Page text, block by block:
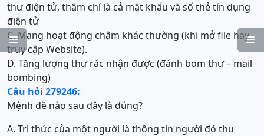


thư điện tử, thậm chí là cả mật khẩu và số thẻ tín dụng
điện tử
C. Mạng hoạt động chậm khác thường (khi mở file hay
truy cập Website).
D. Tăng lượng thư rác nhận được (đánh bom thư – mail
bombing)
Câu hỏi 279246:
Mệnh đề nào sau đây là đúng?
A. Tri thức của một người là thông tin người đó thu